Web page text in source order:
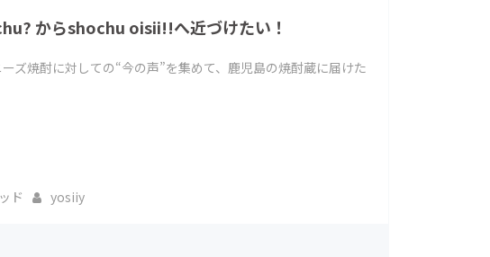
Creation
ミュニティ
からshochu oisii!!へ近づけたい！
ズ焼酎に対しての“今の声”を集めて、鹿児島の焼酎蔵に届けた
ド yosiiy